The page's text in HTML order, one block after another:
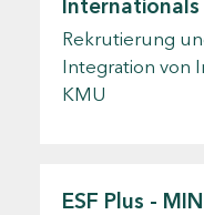
Internationals
Rekrutierung
Integration von
KMU
ESF Plus -